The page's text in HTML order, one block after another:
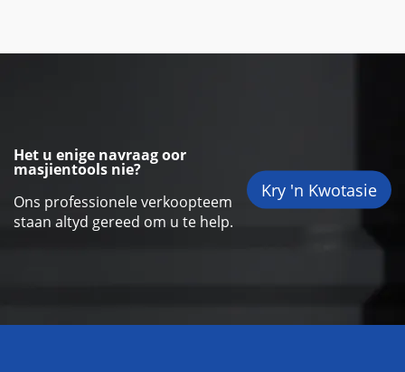
Het u enige navraag oor
masjientools nie?
Ons professionele verkoopteem
staan altyd gereed om u te help.
Kry 'n Kwotasie